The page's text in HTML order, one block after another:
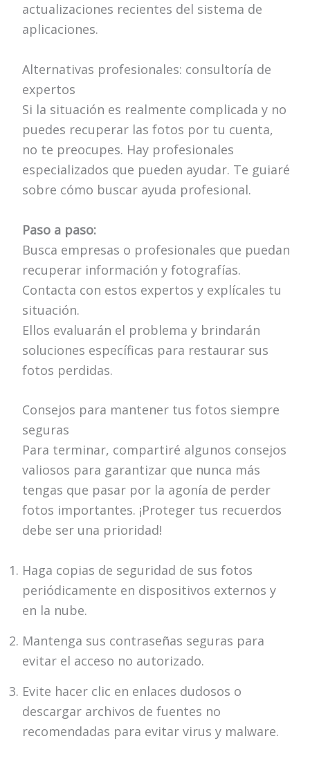
actualizaciones recientes del sistema de
aplicaciones.
Alternativas profesionales: consultoría de
expertos
Si la situación es realmente complicada y no
puedes recuperar las fotos por tu cuenta,
no te preocupes. Hay profesionales
especializados que pueden ayudar. Te guiaré
sobre cómo buscar ayuda profesional.
Paso a paso:
Busca empresas o profesionales que puedan
recuperar información y fotografías.
Contacta con estos expertos y explícales tu
situación.
Ellos evaluarán el problema y brindarán
soluciones específicas para restaurar sus
fotos perdidas.
Consejos para mantener tus fotos siempre
seguras
Para terminar, compartiré algunos consejos
valiosos para garantizar que nunca más
tengas que pasar por la agonía de perder
fotos importantes. ¡Proteger tus recuerdos
debe ser una prioridad!
Haga copias de seguridad de sus fotos
periódicamente en dispositivos externos y
en la nube.
Mantenga sus contraseñas seguras para
evitar el acceso no autorizado.
Evite hacer clic en enlaces dudosos o
descargar archivos de fuentes no
recomendadas para evitar virus y malware.